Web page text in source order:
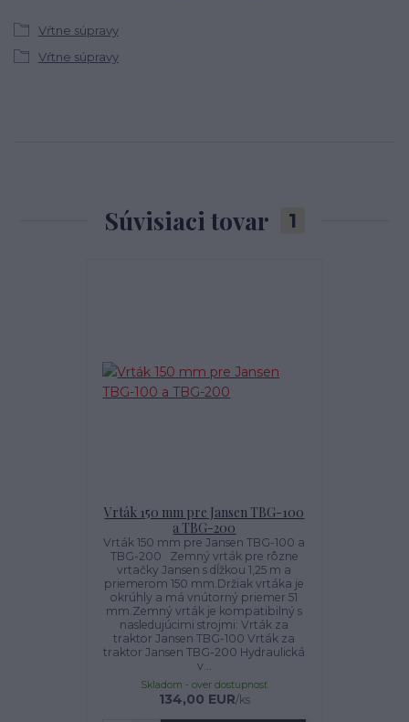
Vŕtne súpravy
Vŕtne súpravy
Súvisiaci tovar 1
Vrták 150 mm pre Jansen TBG-100
a TBG-200
Vrták 150 mm pre Jansen TBG-100 a
TBG-200 Zemný vrták pre rôzne
vrtačky Jansen s dĺžkou 1,25 m a
priemerom 150 mm.Držiak vrtáka je
okrúhly a má vnútorný priemer 51
mm.Zemný vrták je kompatibilný s
nasledujúcimi strojmi: Vrták za
traktor Jansen TBG-100 Vrták za
traktor Jansen TBG-200 Hydraulická
v...
134,00 EUR/ks
Skladom - over dostupnosť